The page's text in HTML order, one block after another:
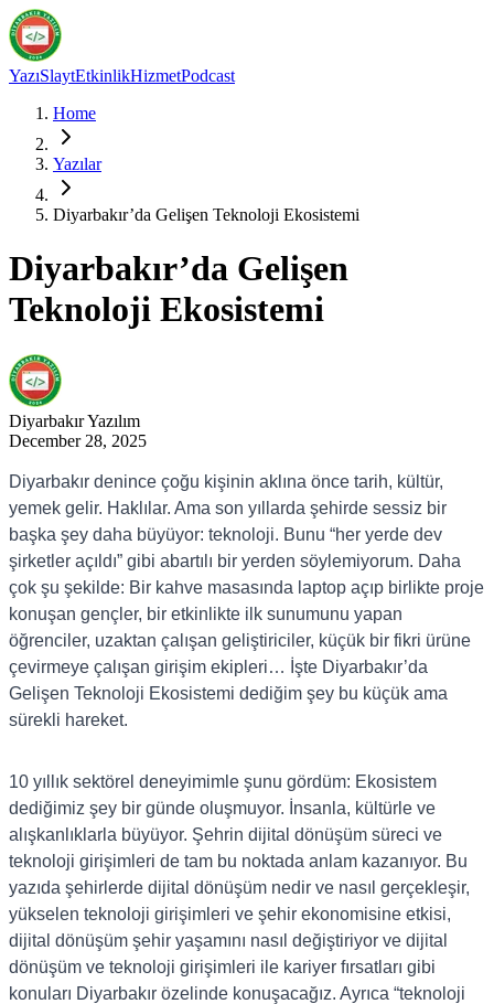
YazıSlaytEtkinlikHizmetPodcast
Home
Yazılar
Diyarbakır’da Gelişen Teknoloji Ekosistemi
Diyarbakır’da Gelişen
Teknoloji Ekosistemi
DiyarbakırYazılım
December 28, 2025
Diyarbakır denince çoğu kişinin aklına önce tarih, kültür,
yemek gelir. Haklılar. Ama son yıllarda şehirde sessiz bir
başka şey daha büyüyor: teknoloji. Bunu “her yerde dev
şirketler açıldı” gibi abartılı bir yerden söylemiyorum. Daha
çok şu şekilde: Bir kahve masasında laptop açıp birlikte proje
konuşan gençler, bir etkinlikte ilk sunumunu yapan
öğrenciler, uzaktan çalışan geliştiriciler, küçük bir fikri ürüne
çevirmeye çalışan girişim ekipleri… İşte Diyarbakır’da
Gelişen Teknoloji Ekosistemi dediğim şey bu küçük ama
sürekli hareket.
10 yıllık sektörel deneyimimle şunu gördüm: Ekosistem
dediğimiz şey bir günde oluşmuyor. İnsanla, kültürle ve
alışkanlıklarla büyüyor. Şehrin dijital dönüşüm süreci ve
teknoloji girişimleri de tam bu noktada anlam kazanıyor. Bu
yazıda şehirlerde dijital dönüşüm nedir ve nasıl gerçekleşir,
yükselen teknoloji girişimleri ve şehir ekonomisine etkisi,
dijital dönüşüm şehir yaşamını nasıl değiştiriyor ve dijital
dönüşüm ve teknoloji girişimleri ile kariyer fırsatları gibi
konuları Diyarbakır özelinde konuşacağız. Ayrıca “teknoloji